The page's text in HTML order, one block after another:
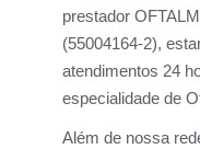
prestador
(55004164-2),
atendimentos 24
especialidade de
Além de nossa